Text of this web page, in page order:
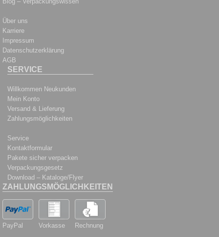
Über uns
Karriere
Impressum
Datenschutzerklärung
AGB
SERVICE
Willkommen Neukunden
Mein Konto
Versand & Lieferung
Zahlungsmöglichkeiten
Service
Kontaktformular
Pakete sicher verpacken
Verpackungsgesetz
Download – Kataloge/Flyer
ZAHLUNGSMÖGLICHKEITEN
PayPal Vorkasse Rechnung